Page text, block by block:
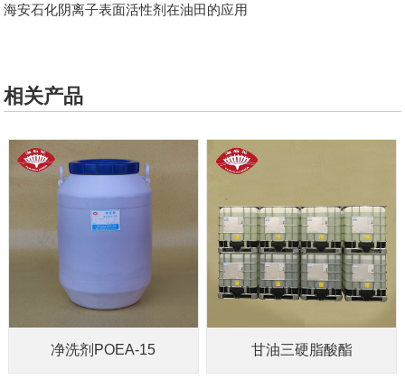
海安石化阴离子表面活性剂在油田的应用
相关产品
净洗剂POEA-15 甘油三硬脂酸酯